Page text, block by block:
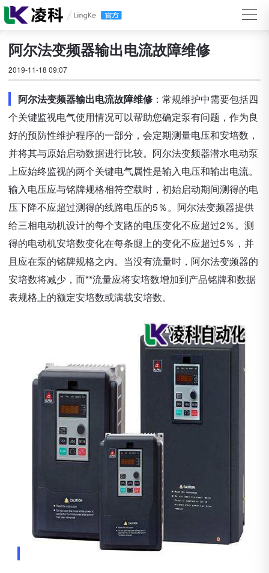
阿尔法变频器输出电流故障维修
2019-11-18 09:07
阿尔法变频器输出电流故障维修 ：常规维护中需要包括四
个关键监视电气使用情况可以帮助您确定泵有问题，作为良
好的预防性维护程序的一部分，会定期测量电压和安培数，
并将其与原始启动数据进行比较。阿尔法变频器潜水电动泵
上应始终监视的两个关键电气属性是输入电压和输出电流。
输入电压应与铭牌规格相符空载时，初始启动期间测得的电
压下降不应超过测得的线路电压的5％。阿尔法变频器提供
给三相电动机设计的每个支路的电压变化不应超过2％。测
得的电动机安培数变化在每条腿上的变化不应超过5％，并
且应在泵的铭牌规格之内。当没有流量时，阿尔法变频器的
安培数将减少，而**流量应将安培数增加到产品铭牌和数据
表规格上的额定安培数或满载安培数。